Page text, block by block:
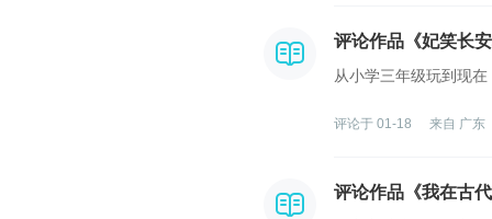
评论作品《妃笑长
从小学三年级玩到现
评论于 01-18 来自 广东
评论作品《我在古